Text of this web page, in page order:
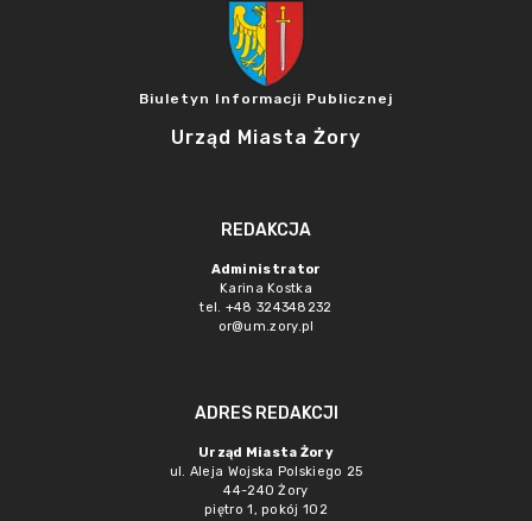
Biuletyn Informacji Publicznej
Urząd Miasta Żory
REDAKCJA
Administrator
Karina Kostka
tel. +48 324348232
or@um.zory.pl
ADRES REDAKCJI
Urząd Miasta Żory
ul. Aleja Wojska Polskiego 25
44-240 Żory
piętro 1, pokój 102